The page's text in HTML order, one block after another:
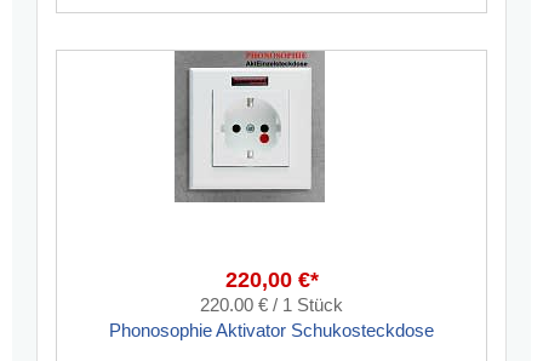
220,00 €*
220.00 € / 1 Stück
Phonosophie Aktivator Schukosteckdose